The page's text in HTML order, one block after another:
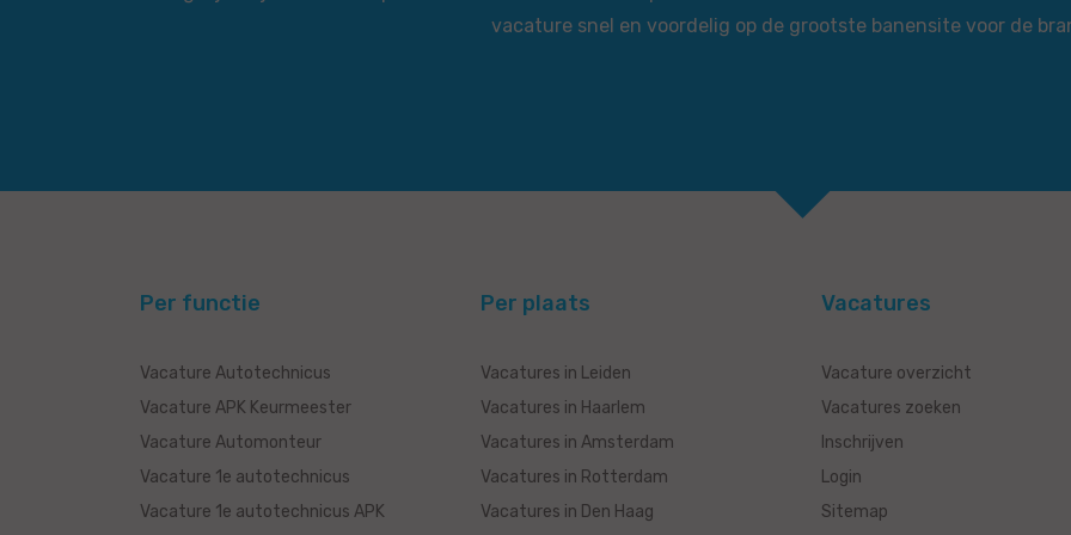
vacature snel en voordelig op de grootste banensite voor de
Per functie
Vacature Autotechnicus
Vacature APK Keurmeester
Vacature Automonteur
Vacature 1e autotechnicus
Vacature 1e autotechnicus APK
Per plaats
Vacatures in Leiden
Vacatures in Haarlem
Vacatures in Amsterdam
Vacatures in Rotterdam
Vacatures in Den Haag
Vacatures
Vacature overzicht
Vacatures zoeken
Inschrijven
Login
Sitemap